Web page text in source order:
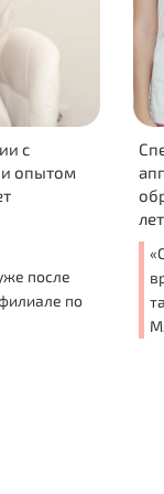
Специалист
аппаратного
образованием
«Со мной вы
вросших
талии. Жду вас
Мясниковой,